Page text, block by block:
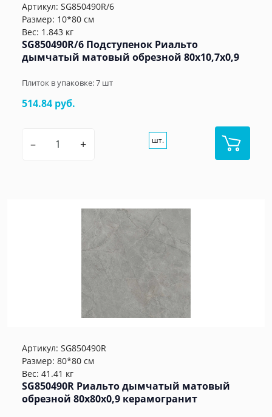
Артикул: SG850490R/6
Размер: 10*80 см
Вес: 1.843 кг
SG850490R/6 Подступенок Риальто
дымчатый матовый обрезной 80x10,7x0,9
Плиток в упаковке:7 шт
514.84 руб.
– + шт.
Артикул: SG850490R
Размер: 80*80 см
Вес: 41.41 кг
SG850490R Риальто дымчатый матовый
обрезной 80x80x0,9 керамогранит